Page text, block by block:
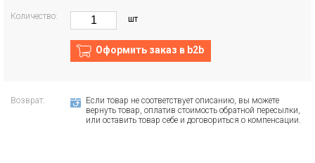
Количество: шт
Оформить заказ в b2b
Возврат:
Если товар не соответствует описанию, вы можете
вернуть товар, оплатив стоимость обратной пересылки,
или оставить товар себе и договориться о компенсации.